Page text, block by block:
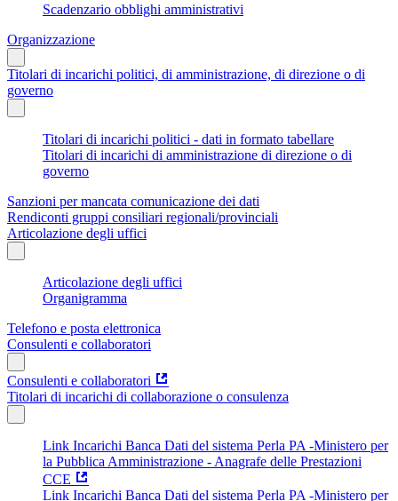
Scadenzario obblighi amministrativi
Organizzazione
Titolari di incarichi politici, di amministrazione, di direzione o di
governo
Titolari di incarichi politici - dati in formato tabellare
Titolari di incarichi di amministrazione di direzione o di
governo
Sanzioni per mancata comunicazione dei dati
Rendiconti gruppi consiliari regionali/provinciali
Articolazione degli uffici
Articolazione degli uffici
Organigramma
Telefono e posta elettronica
Consulenti e collaboratori
Consulenti e collaboratori
Titolari di incarichi di collaborazione o consulenza
Link Incarichi Banca Dati del sistema Perla PA -Ministero per
la Pubblica Amministrazione - Anagrafe delle Prestazioni
CCE
Link Incarichi Banca Dati del sistema Perla PA -Ministero per